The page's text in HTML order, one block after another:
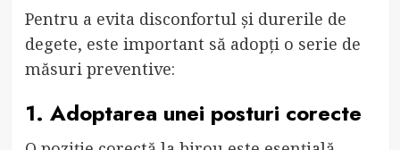
Pentru a evita disconfortul și durerile de
degete, este important să adopți o serie de
măsuri preventive:
1. Adoptarea unei posturi corecte